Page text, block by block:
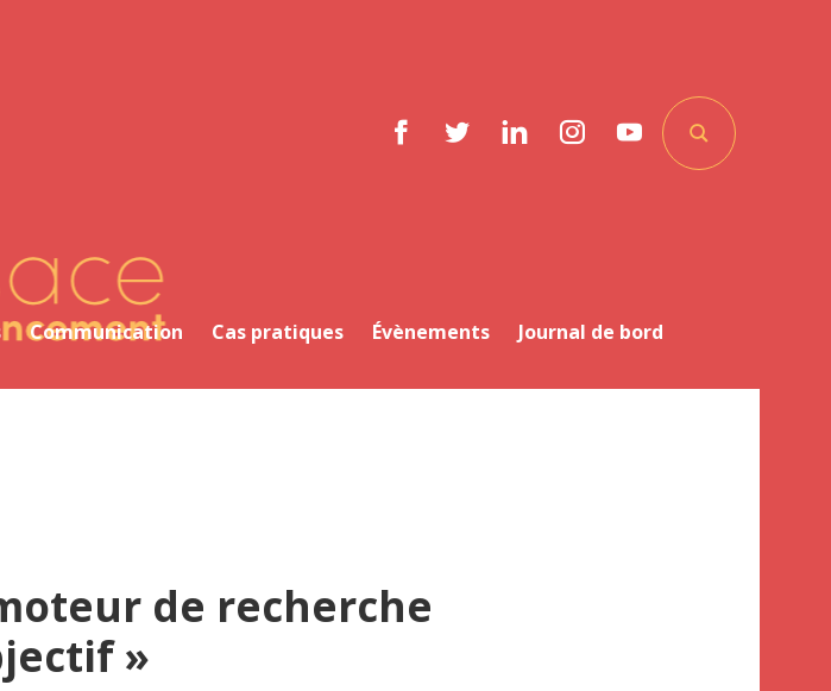
Le blog de Première Place
FacebookTwitterLinkedInInstagramYouTube
Communication Cas pratiques Évènements Journal de bord
de recherche
»